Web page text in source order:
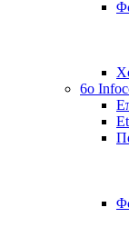
6o